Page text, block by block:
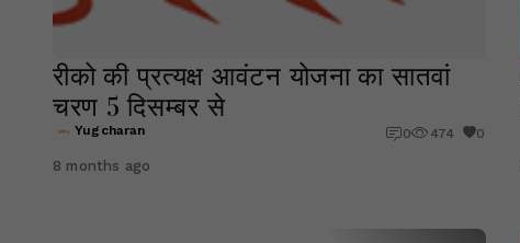
रीको की प्रत्यक्ष आवंटन योजना का सातवां
चरण 5 दिसम्बर से
Yugcharan 0 474 0
8 months ago